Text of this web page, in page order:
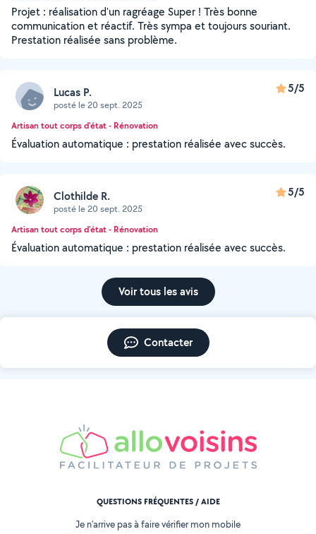
Projet : réalisation d'un ragréage Super ! Très bonne
communication et réactif. Très sympa et toujours souriant.
Prestation réalisée sans problème.
Lucas P.
posté le 20 sept. 2025
5/5
Artisan tout corps d'état - Rénovation
Évaluation automatique : prestation réalisée avec succès.
Clothilde R.
posté le 20 sept. 2025
5/5
Artisan tout corps d'état - Rénovation
Évaluation automatique : prestation réalisée avec succès.
Voir tous les avis
Contacter
QUESTIONS FRÉQUENTES / AIDE
Je n'arrive pas à faire vérifier mon mobile